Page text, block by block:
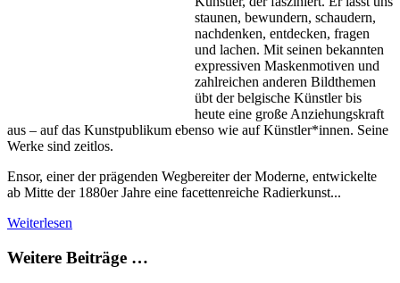
staunen, bewundern, schaudern,
nachdenken, entdecken, fragen
und lachen. Mit seinen bekannten
expressiven Maskenmotiven und
zahlreichen anderen Bildthemen
übt der belgische Künstler bis
heute eine große Anziehungskraft
aus – auf das Kunstpublikum ebenso wie auf Künstler*innen. Seine
Werke sind zeitlos.
Ensor, einer der prägenden Wegbereiter der Moderne, entwickelte
ab Mitte der 1880er Jahre eine facettenreiche Radierkunst...
Weiterlesen
Weitere Beiträge …